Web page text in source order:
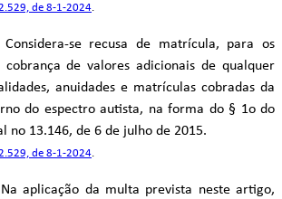
de 8-1-2024.
se recusa de matrícula, para os
de valores adicionais de qualquer
anuidades e matrículas cobradas da
do espectro autista, na forma do § 1o do
no 13.146, de 6 de julho de 2015.
de 8-1-2024.
aplicação da multa prevista neste artigo,